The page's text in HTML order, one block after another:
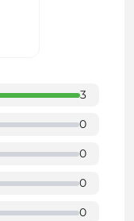
3
0
0
0
0